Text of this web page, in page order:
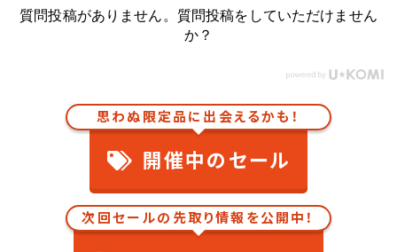
質問投稿がありません。質問投稿をしていただけません
か？
思わぬ限定品に出会えるかも！
開催中のセール
次回セールの先取り情報を公開中！